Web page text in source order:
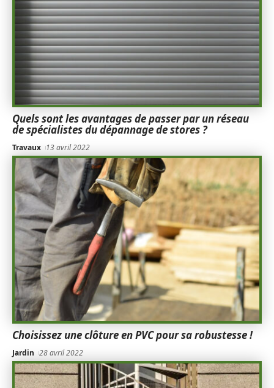
Quels sont les avantages de passer par un réseau
de spécialistes du dépannage de stores ?
Travaux 13 avril 2022
Choisissez une clôture en PVC pour sa robustesse !
Jardin 28 avril 2022